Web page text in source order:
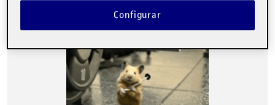
Configurar